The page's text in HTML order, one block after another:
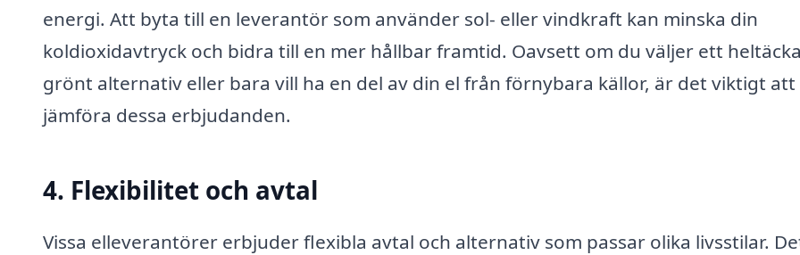
energi. Att byta till en leverantör som använder sol- eller vindkraft kan minska din
koldioxidavtryck och bidra till en mer hållbar framtid. Oavsett om du väljer ett
grönt alternativ eller bara vill ha en del av din el från förnybara källor, är det viktigt att
jämföra dessa erbjudanden.
4. Flexibilitet och avtal
Vissa elleverantörer erbjuder flexibla avtal och alternativ som passar olika livsstilar.